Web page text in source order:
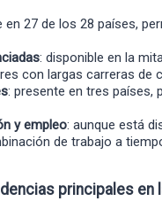
en 27 de los 28 países,
: disponible en la
con largas carreras de
: presente en tres países,
y empleo: aunque está
de trabajo a
principales en